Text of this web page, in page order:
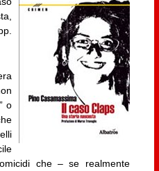
o
che – se realmente